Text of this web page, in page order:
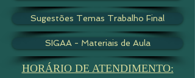
Sugestões Temas Trabalho Final
SIGAA - Materiais de Aula
HORÁRIO DE ATENDIMENTO: